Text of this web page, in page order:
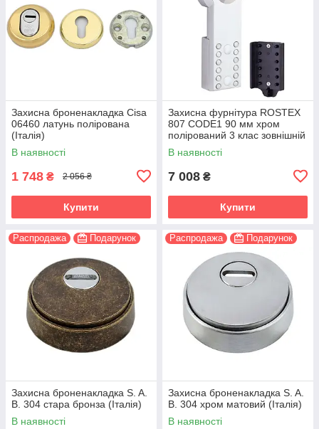
Захисна броненакладка Cisa
06460 латунь полірована
(Італія)
В наявності
1 748 ₴ 2 056 ₴
Купити
Захисна фурнітура ROSTEX
807 CODE1 90 мм хром
полірований 3 клас зовнішній
CR (Чехія)
В наявності
7 008 ₴
Купити
Распродажа Подарунок
Захисна броненакладка S. A.
B. 304 стара бронза (Італія)
В наявності
Распродажа Подарунок
Захисна броненакладка S. A.
B. 304 хром матовий (Італія)
В наявності